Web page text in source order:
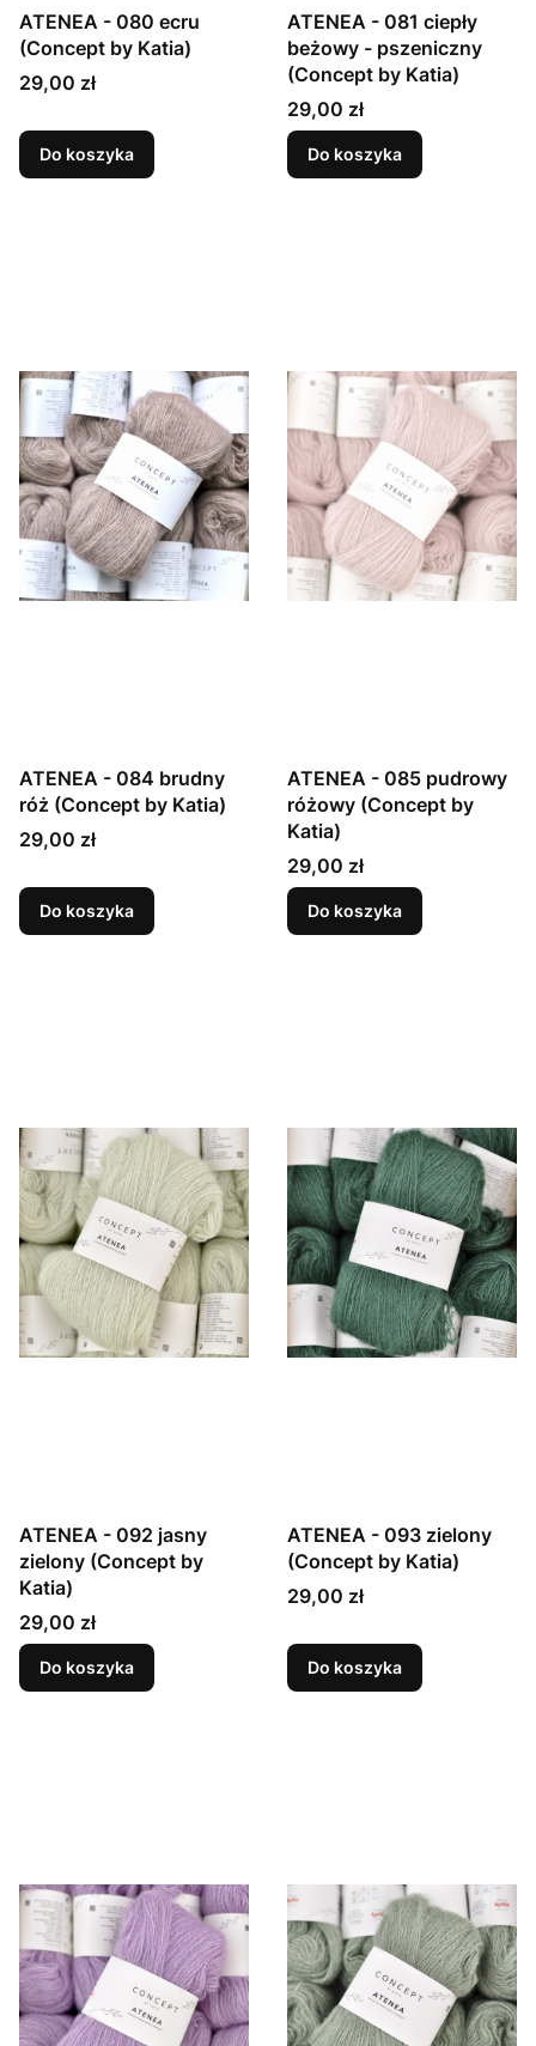
ATENEA - 080 ecru
(Concept by Katia)
Cena
29,00 zł
Do koszyka
ATENEA - 081 ciepły
beżowy - pszeniczny
(Concept by Katia)
Cena
29,00 zł
Do koszyka
ATENEA - 084 brudny
róż (Concept by Katia)
Cena
29,00 zł
Do koszyka
ATENEA - 085 pudrowy
różowy (Concept by
Katia)
Cena
29,00 zł
Do koszyka
ATENEA - 092 jasny
zielony (Concept by
Katia)
Cena
29,00 zł
Do koszyka
ATENEA - 093 zielony
(Concept by Katia)
Cena
29,00 zł
Do koszyka